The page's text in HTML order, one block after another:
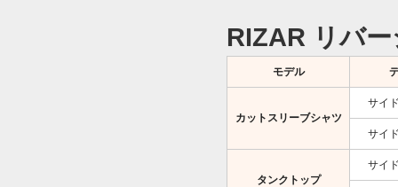
RIZAR リバ
モデル
カットスリーブシャツ
サイ
サイ
タンクトップ
サイ